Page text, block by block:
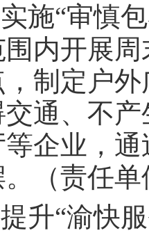
实施“审慎
内开展
制定户
通、不
企业，
（责任
提升“渝快